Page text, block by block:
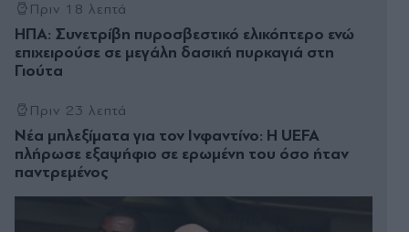
Πριν 18 λεπτά
ΗΠΑ: Συνετρίβη πυροσβεστικό ελικόπτερο ενώ
επιχειρούσε σε μεγάλη δασική πυρκαγιά στη
Γιούτα
Πριν 23 λεπτά
Νέα μπλεξίματα για τον Ινφαντίνο: Η UEFA
πλήρωσε εξαψήφιο σε ερωμένη του όσο ήταν
παντρεμένος